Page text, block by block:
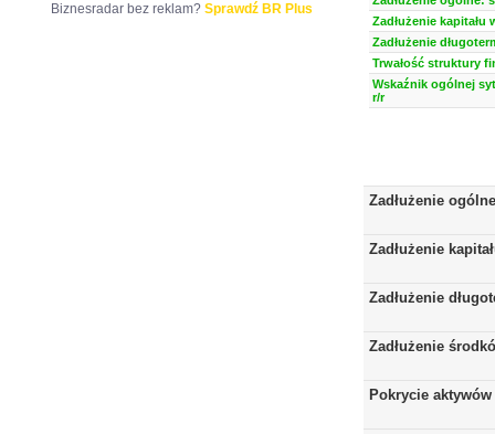
Zadłużenie kapitału
Zadłużenie
Trwałość struktury
Wskaźnik ogólnej
r/r
Zadłużenie ogólne
Zadłużenie
Zadłużenie
Zadłużenie
Pokrycie aktywów
Biznesradar bez reklam? Sprawdź BR Plus